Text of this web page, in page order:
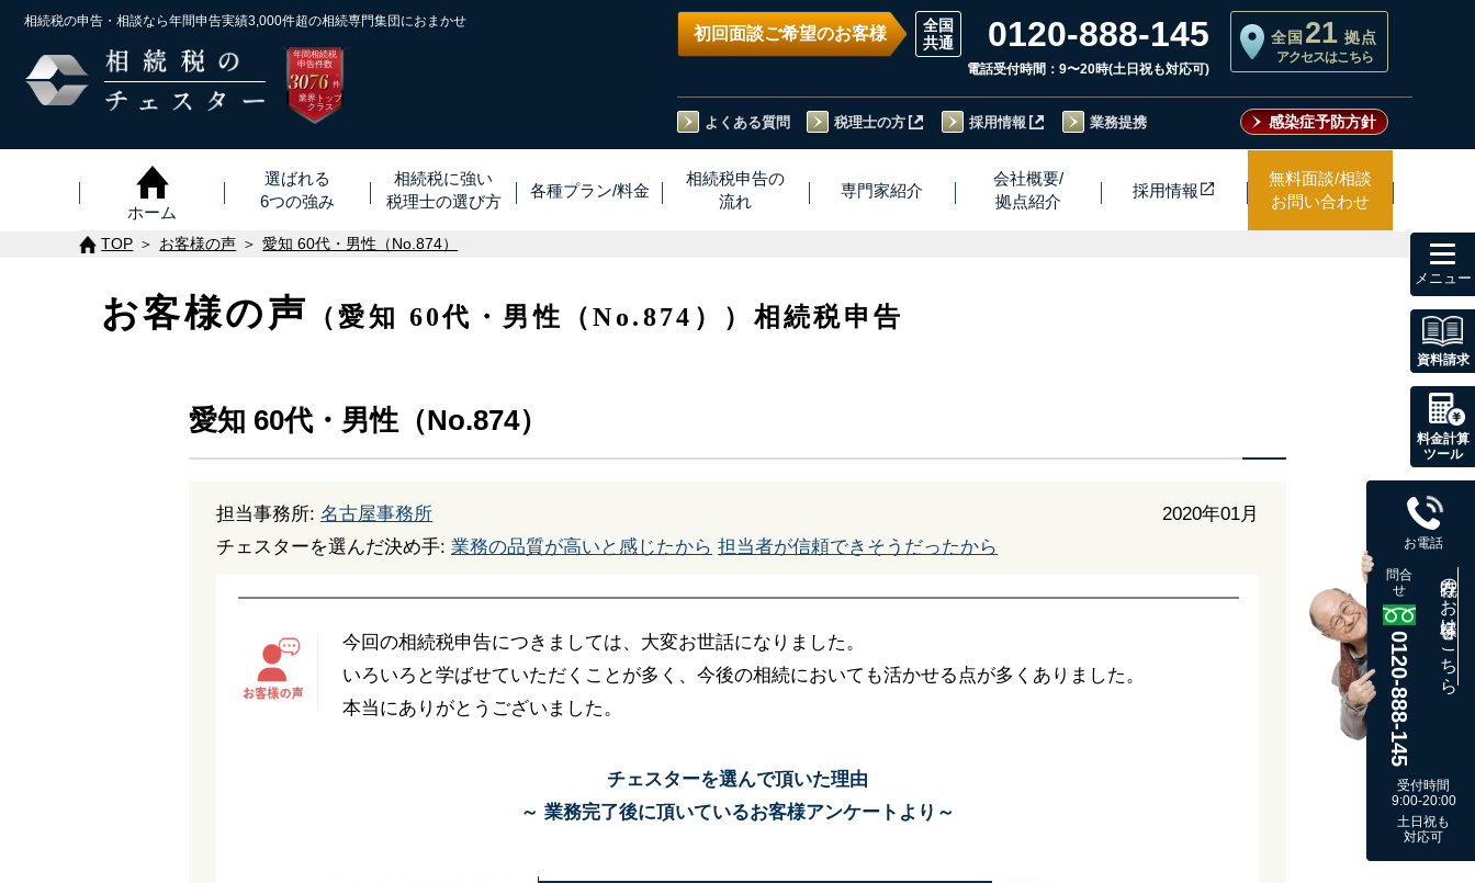
相続税の申告・相談なら年間申告実績3,000件超の相続専門集団におまかせ
年間相続税
申告件数
3076 ※
件
業界トップ
クラス
初回面談ご希望のお客様 0120-888-145
電話受付時間：9〜20時(土日祝も対応可)
全国 21 拠点
アクセスはこちら
よくある質問 税理士の方 採用情報 業務提携 感染症予防方針
ホーム
選ばれる
6つの強み
相続税に強い
税理士の選び方
各種プラン/料金
相続税申告の
流れ
専門家紹介
会社概要/
拠点紹介
採用情報
無料面談/相談
お問い合わせ
TOP お客様の声 愛知 60代・男性（No.874）
お客様の声 （愛知 60代・男性（No.874））相続税申告
愛知 60代・男性（No.874）
担当事務所: 名古屋事務所
2020年01月
チェスターを選んだ決め手: 業務の品質が高いと感じたから 担当者が信頼できそうだったから
今回の相続税申告につきましては、大変お世話になりました。
いろいろと学ばせていただくことが多く、今後の相続においても活かせる点が多くありました。
本当にありがとうございました。
チェスターを選んで頂いた理由
～ 業務完了後に頂いているお客様アンケートより～
資料請求
料金計算
ツール
お電話
問合
せ
0120-888-145
既存のお客様はこちら
受付時間
9:00-20:00
土日祝も
対応可